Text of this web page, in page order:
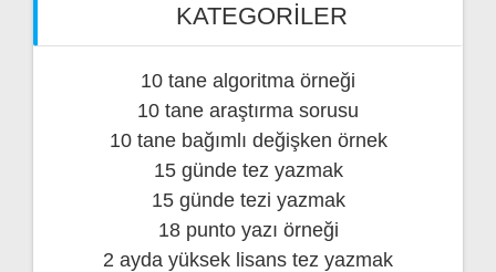
KATEGORILER
10 tane algoritma örneği
10 tane araştırma sorusu
10 tane bağımlı değişken örnek
15 günde tez yazmak
15 günde tezi yazmak
18 punto yazı örneği
2 ayda yüksek lisans tez yazmak